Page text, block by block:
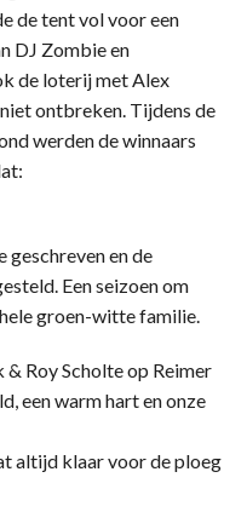
de tent vol voor een
DJ Zombie en
de loterij met Alex
ontbreken. Tijdens de
werden de winnaars
en de
Een seizoen om
groen-witte familie.
& Roy Scholte op Reimer
een warm hart en onze
altijd klaar voor de ploeg